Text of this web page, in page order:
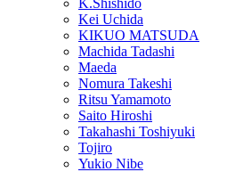
Kei Uchida
KIKUO MATSUDA
Machida Tadashi
Maeda
Nomura Takeshi
Ritsu Yamamoto
Saito Hiroshi
Takahashi Toshiyuki
Tojiro
Yukio Nibe